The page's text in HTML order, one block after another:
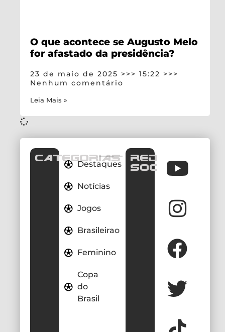
O que acontece se Augusto Melo
for afastado da presidência?
23 de maio de 2025
15:22
Nenhum comentário
Leia Mais »
CATEGORIAS
Destaques
Notícias
Jogos
Brasileirao
Feminino
Copa
do
Brasil
REDES
SOCIAIS